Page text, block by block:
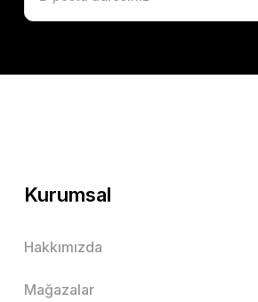
Kurumsal
Hakkımızda
Mağazalar